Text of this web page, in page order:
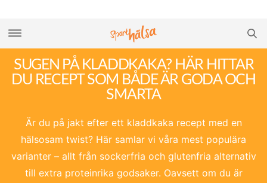
SUGEN PÅ KLADDKAKA? HÄR HITTAR
DU RECEPT SOM BÅDE ÄR GODA OCH
SMARTA
Är du på jakt efter ett kladdkaka recept med en
hälsosam twist? Här samlar vi våra mest populära
varianter – allt från sockerfria och glutenfria alternativ
till extra proteinrika godsaker. Oavsett om du är